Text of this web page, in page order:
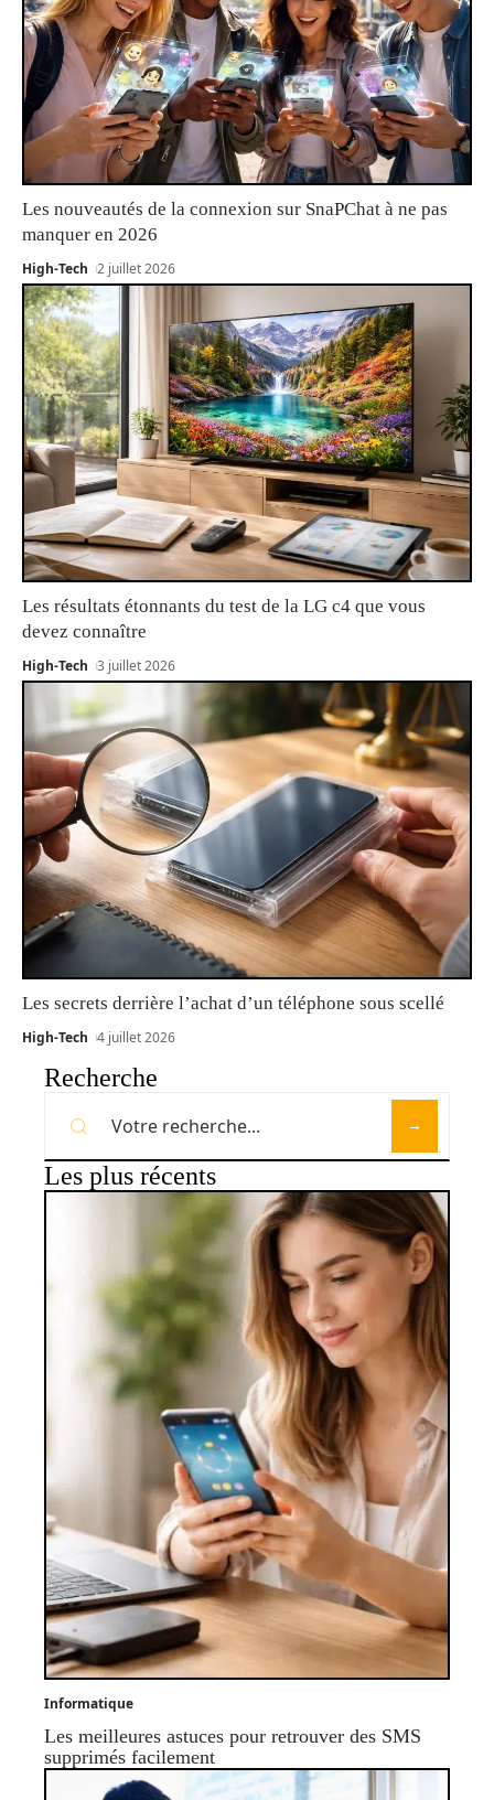
Les nouveautés de la connexion sur SnaPChat à ne pas
manquer en 2026
High-Tech 2 juillet 2026
Les résultats étonnants du test de la LG c4 que vous
devez connaître
High-Tech 3 juillet 2026
Les secrets derrière l’achat d’un téléphone sous scellé
High-Tech 4 juillet 2026
Recherche
Les plus récents
Informatique
Les meilleures astuces pour retrouver des SMS
supprimés facilement